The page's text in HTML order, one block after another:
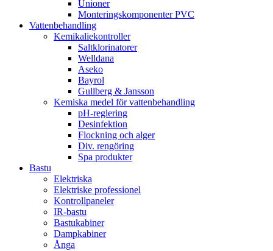
Unioner
Monteringskomponenter PVC
Vattenbehandling
Kemikaliekontroller
Saltklorinatorer
Welldana
Aseko
Bayrol
Gullberg & Jansson
Kemiska medel för vattenbehandling
pH-reglering
Desinfektion
Flockning och alger
Div. rengöring
Spa produkter
Bastu
Elektriska
Elektriske professionel
Kontrollpaneler
IR-bastu
Bastukabiner
Dampkabiner
Ånga